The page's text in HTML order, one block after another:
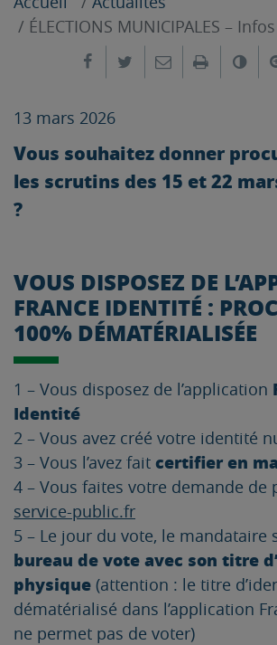
ÉLECTIONS MUNICIPALES –
Partager sur Facebook
Partager sur
Envoyer par
13 mars 2026
Vous souhaitez donner
les scrutins des 15 et 22
?
VOUS DISPOSEZ DE
FRANCE IDENTITÉ :
100% DÉMATÉRIALISÉE
1 – Vous disposez de l’application
Identité
2 – Vous avez créé votre identité
3 – Vous l’avez fait certifier en
4 – Vous faites votre demande de
service-public.fr
5 – Le jour du vote, le mandataire
bureau de vote avec son titre
physique (attention : le titre
dématérialisé dans l’application
ne permet pas de voter)